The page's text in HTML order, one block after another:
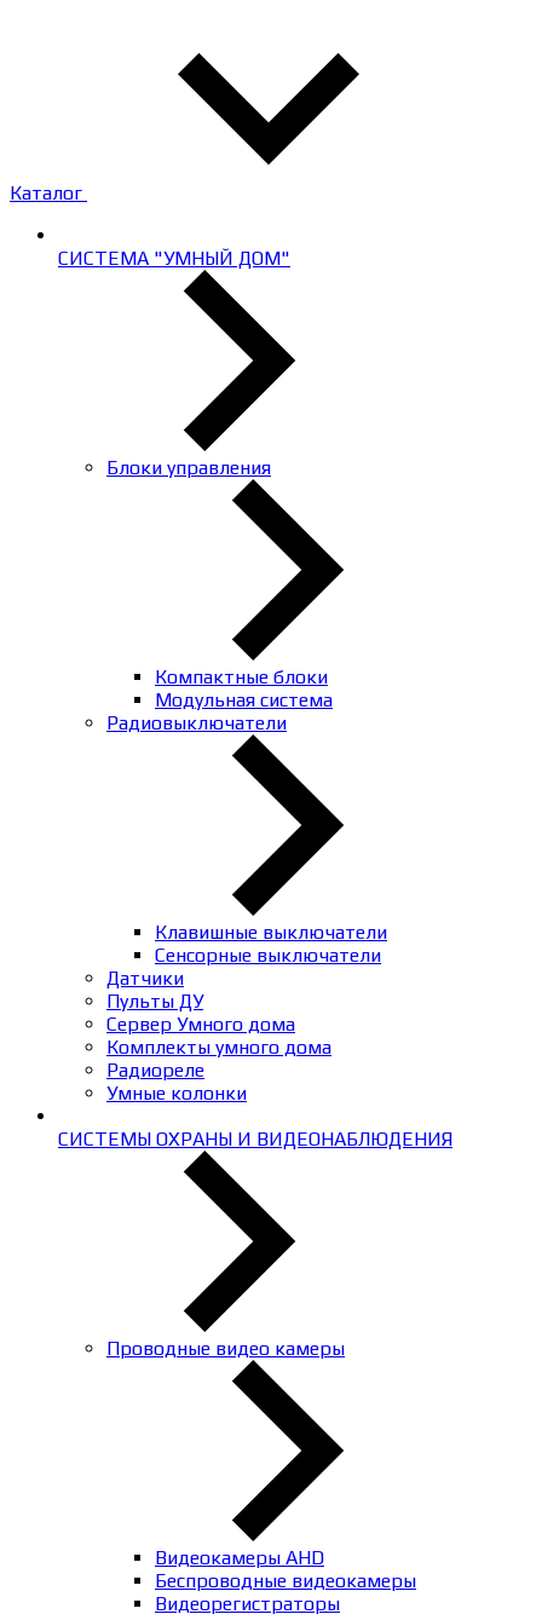
Каталог
СИСТЕМА "УМНЫЙ ДОМ"
Блоки управления
Компактные блоки
Модульная система
Радиовыключатели
Клавишные выключатели
Сенсорные выключатели
Датчики
Пульты ДУ
Сервер Умного дома
Комплекты умного дома
Радиореле
Умные колонки
СИСТЕМЫ ОХРАНЫ И ВИДЕОНАБЛЮДЕНИЯ
Проводные видео камеры
Видеокамеры AHD
Беспроводные видеокамеры
Видеорегистраторы